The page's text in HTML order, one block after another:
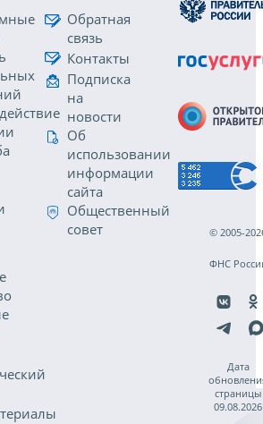
Обратная
связь
Контакты
Подписка
на
новости
Об
использовании
информации
сайта
Общественный
совет
© 2005-
ФНС
Дата
страницы
09.08.2026